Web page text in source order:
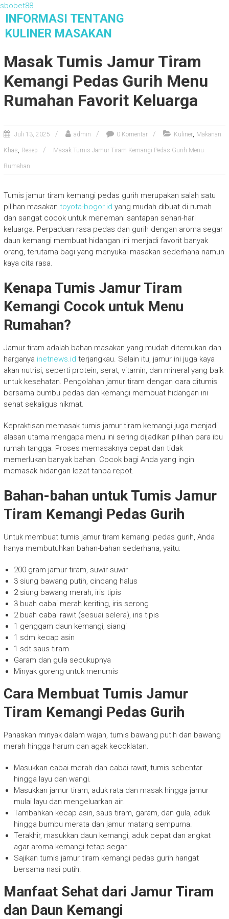
sbobet88
e
INFORMASI TENTANG
KULINER MASAKAN
Masak Tumis Jamur Tiram
Kemangi Pedas Gurih Menu
Rumahan Favorit Keluarga
Juli 13, 2025 admin 0 Komentar Kuliner, Makanan
Khas, Resep Masak Tumis Jamur Tiram Kemangi Pedas Gurih Menu
Rumahan
Tumis jamur tiram kemangi pedas gurih merupakan salah satu
pilihan masakan toyota-bogor.id yang mudah dibuat di rumah
dan sangat cocok untuk menemani santapan sehari-hari
keluarga. Perpaduan rasa pedas dan gurih dengan aroma segar
daun kemangi membuat hidangan ini menjadi favorit banyak
orang, terutama bagi yang menyukai masakan sederhana namun
kaya cita rasa.
Kenapa Tumis Jamur Tiram
Kemangi Cocok untuk Menu
Rumahan?
Jamur tiram adalah bahan masakan yang mudah ditemukan dan
harganya inetnews.id terjangkau. Selain itu, jamur ini juga kaya
akan nutrisi, seperti protein, serat, vitamin, dan mineral yang baik
untuk kesehatan. Pengolahan jamur tiram dengan cara ditumis
bersama bumbu pedas dan kemangi membuat hidangan ini
sehat sekaligus nikmat.
Kepraktisan memasak tumis jamur tiram kemangi juga menjadi
alasan utama mengapa menu ini sering dijadikan pilihan para ibu
rumah tangga. Proses memasaknya cepat dan tidak
memerlukan banyak bahan. Cocok bagi Anda yang ingin
memasak hidangan lezat tanpa repot.
Bahan-bahan untuk Tumis Jamur
Tiram Kemangi Pedas Gurih
Untuk membuat tumis jamur tiram kemangi pedas gurih, Anda
hanya membutuhkan bahan-bahan sederhana, yaitu:
200 gram jamur tiram, suwir-suwir
3 siung bawang putih, cincang halus
2 siung bawang merah, iris tipis
3 buah cabai merah keriting, iris serong
2 buah cabai rawit (sesuai selera), iris tipis
1 genggam daun kemangi, siangi
1 sdm kecap asin
1 sdt saus tiram
Garam dan gula secukupnya
Minyak goreng untuk menumis
Cara Membuat Tumis Jamur
Tiram Kemangi Pedas Gurih
Panaskan minyak dalam wajan, tumis bawang putih dan bawang
merah hingga harum dan agak kecoklatan.
Masukkan cabai merah dan cabai rawit, tumis sebentar
hingga layu dan wangi.
Masukkan jamur tiram, aduk rata dan masak hingga jamur
mulai layu dan mengeluarkan air.
Tambahkan kecap asin, saus tiram, garam, dan gula, aduk
hingga bumbu merata dan jamur matang sempurna.
Terakhir, masukkan daun kemangi, aduk cepat dan angkat
agar aroma kemangi tetap segar.
Sajikan tumis jamur tiram kemangi pedas gurih hangat
bersama nasi putih.
Manfaat Sehat dari Jamur Tiram
dan Daun Kemangi